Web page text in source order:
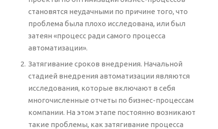
становятся неудачными по причине того, что
проблема была плохо исследована, или был
затеян «процесс ради самого процесса
автоматизации».
Затягивание сроков внедрения. Начальной
стадией внедрения автоматизации являются
исследования, которые включают в себя
многочисленные отчеты по бизнес-процессам
компании. На этом этапе постоянно возникают
такие проблемы, как затягивание процесса